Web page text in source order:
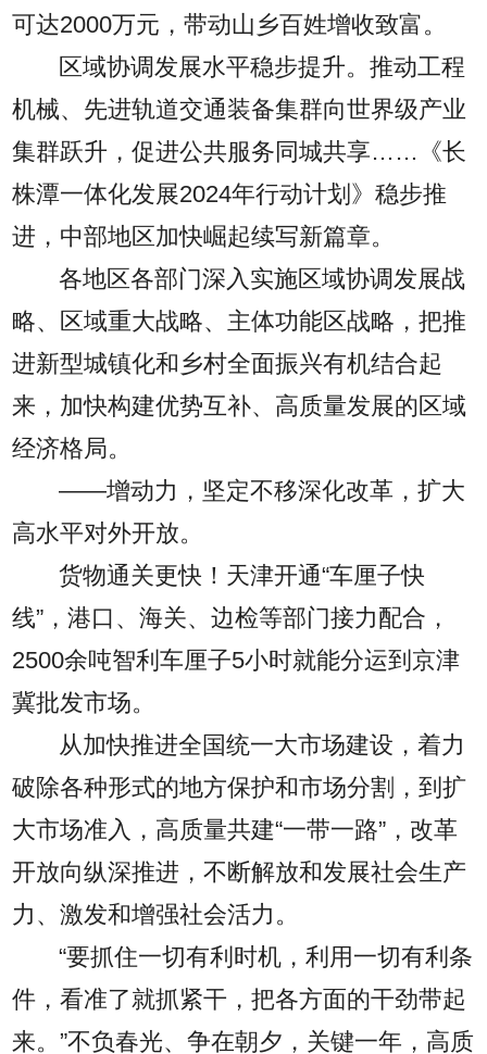
可达2000万元，带动山乡百姓增收致富。
区域协调发展水平稳步提升。推动工程
机械、先进轨道交通装备集群向世界级产业
集群跃升，促进公共服务同城共享……《长
株潭一体化发展2024年行动计划》稳步推
进，中部地区加快崛起续写新篇章。
各地区各部门深入实施区域协调发展战
略、区域重大战略、主体功能区战略，把推
进新型城镇化和乡村全面振兴有机结合起
来，加快构建优势互补、高质量发展的区域
经济格局。
——增动力，坚定不移深化改革，扩大
高水平对外开放。
货物通关更快！天津开通“车厘子快
线”，港口、海关、边检等部门接力配合，
2500余吨智利车厘子5小时就能分运到京津
冀批发市场。
从加快推进全国统一大市场建设，着力
破除各种形式的地方保护和市场分割，到扩
大市场准入，高质量共建“一带一路”，改革
开放向纵深推进，不断解放和发展社会生产
力、激发和增强社会活力。
“要抓住一切有利时机，利用一切有利条
件，看准了就抓紧干，把各方面的干劲带起
来。”不负春光、争在朝夕，关键一年，高质